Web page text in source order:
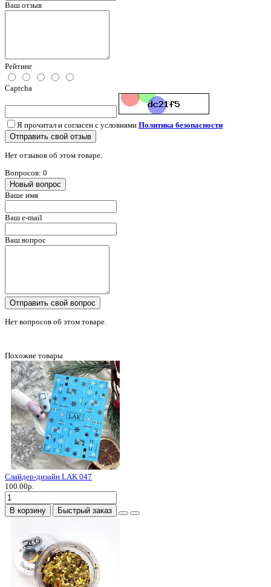
Ваш отзыв
Рейтинг
Captcha
Я прочитал и согласен с условиями Политика безопасности
Отправить свой отзыв
Нет отзывов об этом товаре.
Вопросов: 0
Новый вопрос
Ваше имя
Ваш e-mail
Ваш вопрос
Отправить свой вопрос
Нет вопросов об этом товаре.
Похожие товары
Слайдер-дизайн LAK 047
100.00р.
В корзину Быстрый заказ